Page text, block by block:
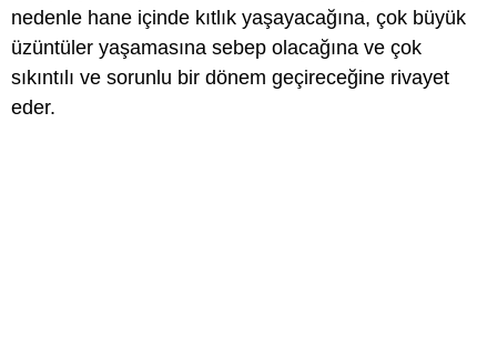
nedenle hane içinde kıtlık yaşayacağına, çok büyük
üzüntüler yaşamasına sebep olacağına ve çok
sıkıntılı ve sorunlu bir dönem geçireceğine rivayet
eder.